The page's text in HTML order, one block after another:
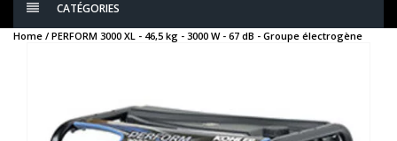
CATÉGORIES
Home / PERFORM 3000 XL - 46,5 kg - 3000 W - 67 dB - Groupe électrogène